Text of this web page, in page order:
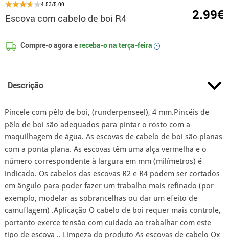
4.53/5.00
Escova com cabelo de boi R4 2.99€
Compre-o agora ereceba-o na terça-feira i
Descrição
Pincele com pêlo de boi, (runderpenseel), 4 mm.Pincéis de
pêlo de boi são adequados para pintar o rosto com a
maquilhagem de água. As escovas de cabelo de boi são planas
com a ponta plana. As escovas têm uma alça vermelha e o
número correspondente à largura em mm (milímetros) é
indicado. Os cabelos das escovas R2 e R4 podem ser cortados
em ângulo para poder fazer um trabalho mais refinado (por
exemplo, modelar as sobrancelhas ou dar um efeito de
camuflagem) .Aplicação O cabelo de boi requer mais controle,
portanto exerce tensão com cuidado ao trabalhar com este
tipo de escova .. Limpeza do produto As escovas de cabelo Ox